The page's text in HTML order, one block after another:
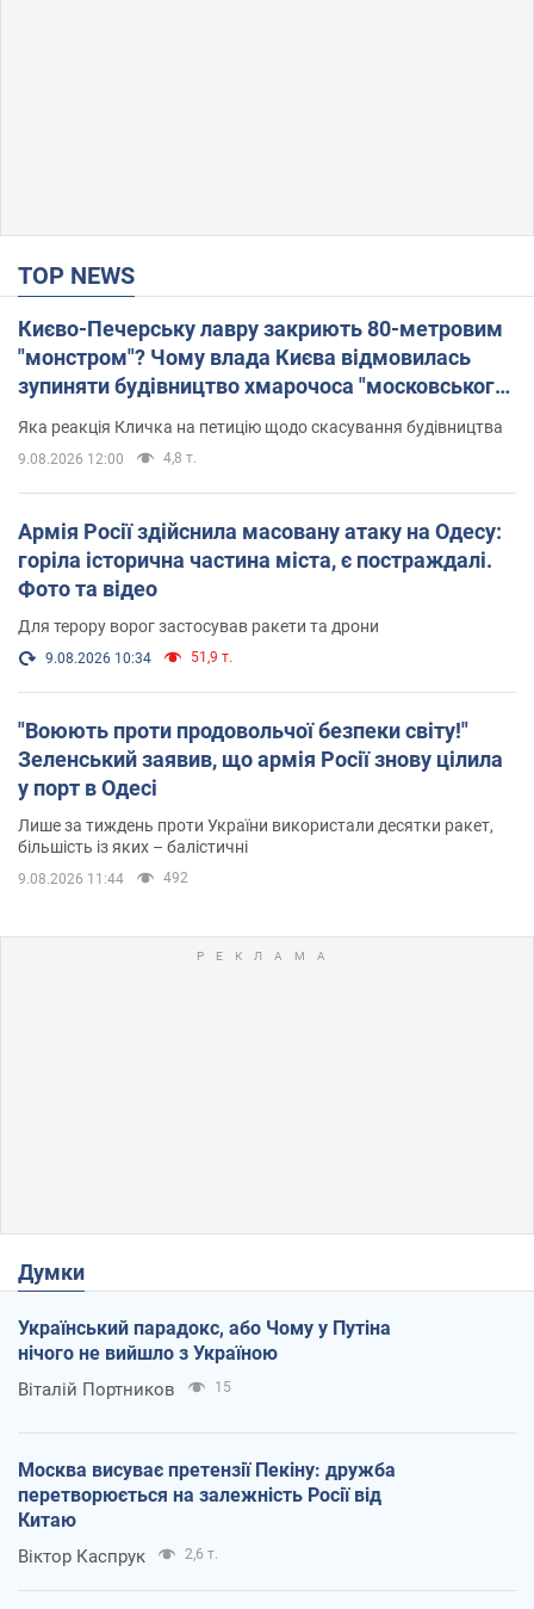
TOP NEWS
Києво-Печерську лавру закриють 80-метровим
"монстром"? Чому влада Києва відмовилась
зупиняти будівництво хмарочоса "московського
вірянина"
Яка реакція Кличка на петицію щодо скасування будівництва
9.08.2026 12:00 4,8 т.
Армія Росії здійснила масовану атаку на Одесу:
горіла історична частина міста, є постраждалі.
Фото та відео
Для терору ворог застосував ракети та дрони
9.08.2026 10:34 51,9 т.
"Воюють проти продовольчої безпеки світу!"
Зеленський заявив, що армія Росії знову цілила
у порт в Одесі
Лише за тиждень проти України використали десятки ракет,
більшість із яких – балістичні
9.08.2026 11:44 492
Думки
Український парадокс, або Чому у Путіна
нічого не вийшло з Україною
Віталій Портников 15
Москва висуває претензії Пекіну: дружба
перетворюється на залежність Росії від
Китаю
Віктор Каспрук 2,6 т.